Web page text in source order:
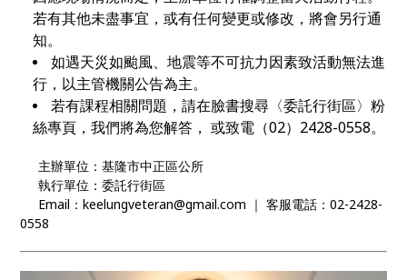
若有其他未盡事宜，或有任何變更或修改，將會另行通
知。
如遇天災如颱風、地震等不可抗力因素致活動無法進
行，以主管機關公告為主。
若有課程相關問題，請在臉書搜尋〈委託行街區〉粉
絲專頁，我們將為您解答， 或致電（02）2428-0558。
主辦單位：基隆市中正區公所
執行單位：委託行街區
Email：keelungveteran@gmail.com ｜ 客服電話：02-2428-
0558